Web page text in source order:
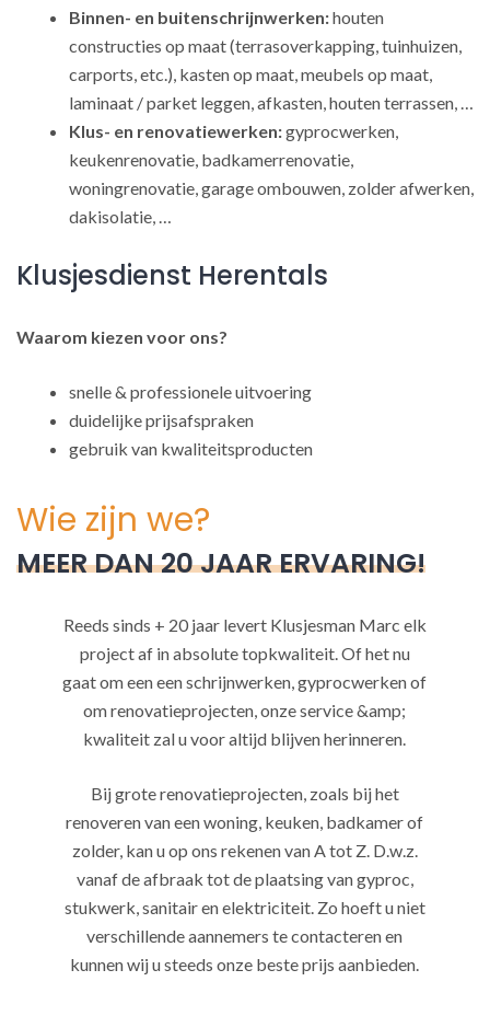
Binnen- en buitenschrijnwerken:houten
constructies op maat (terrasoverkapping, tuinhuizen,
carports, etc.), kasten op maat, meubels op maat,
laminaat / parket leggen, afkasten, houten terrassen, …
Klus- en renovatiewerken:gyprocwerken,
keukenrenovatie, badkamerrenovatie,
woningrenovatie, garage ombouwen, zolder afwerken,
dakisolatie, …
Klusjesdienst Herentals
Waarom kiezen voor ons?
snelle & professionele uitvoering
duidelijke prijsafspraken
gebruik van kwaliteitsproducten
Wie zijn we?
MEER DAN 20 JAAR ERVARING!
Reeds sinds + 20 jaar levert Klusjesman Marc elk
project af in absolute topkwaliteit. Of het nu
gaat om een een schrijnwerken, gyprocwerken of
om renovatieprojecten, onze service &amp;
kwaliteit zal u voor altijd blijven herinneren.
Bij grote renovatieprojecten, zoals bij het
renoveren van een woning, keuken, badkamer of
zolder, kan u op ons rekenen van A tot Z. D.w.z.
vanaf de afbraak tot de plaatsing van gyproc,
stukwerk, sanitair en elektriciteit. Zo hoeft u niet
verschillende aannemers te contacteren en
kunnen wij u steeds onze beste prijs aanbieden.